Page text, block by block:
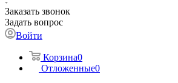
Заказать звонок
Задать вопрос
Войти
Корзина0
Отложенные0